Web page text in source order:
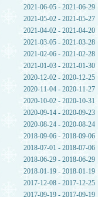
2021-06-05 - 2021-06-29
2021-05-02 - 2021-05-27
2021-04-02 - 2021-04-20
2021-03-05 - 2021-03-28
2021-02-06 - 2021-02-28
2021-01-03 - 2021-01-30
2020-12-02 - 2020-12-25
2020-11-04 - 2020-11-27
2020-10-02 - 2020-10-31
2020-09-14 - 2020-09-23
2020-08-24 - 2020-08-24
2018-09-06 - 2018-09-06
2018-07-01 - 2018-07-06
2018-06-29 - 2018-06-29
2018-01-19 - 2018-01-19
2017-12-08 - 2017-12-25
2017-09-19 - 2017-09-19